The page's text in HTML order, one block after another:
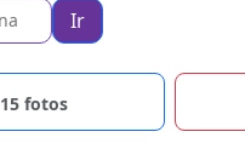
Ir
15 fotos